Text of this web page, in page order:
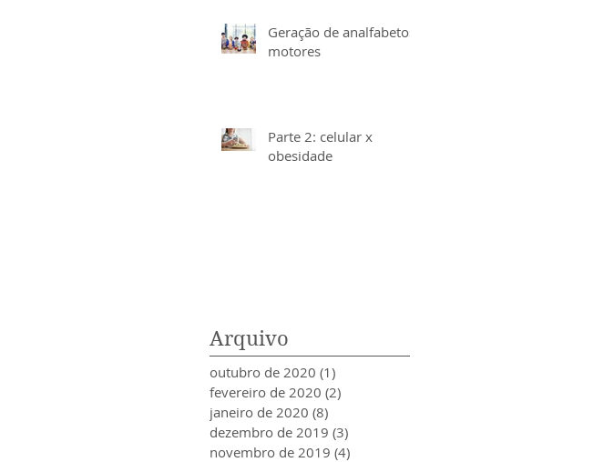
Geração de analfabetos
motores
Parte 2: celular x
obesidade
Arquivo
outubro de 2020 (1)
fevereiro de 2020 (2)
janeiro de 2020 (8)
dezembro de 2019 (3)
novembro de 2019 (4)